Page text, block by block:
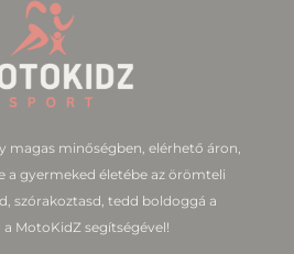
magas minőségben, elérhető áron,
a gyermeked életébe az örömteli
szórakoztasd, tedd boldoggá a
MotoKidZ segítségével!